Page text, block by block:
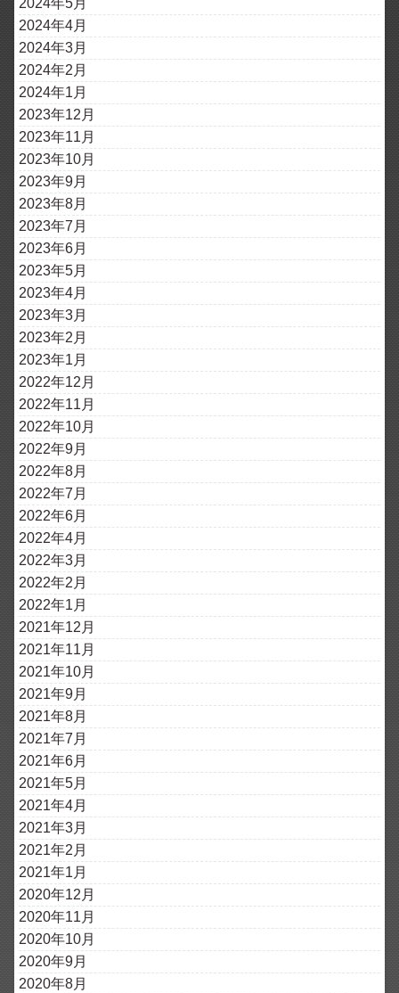
2024年5月
2024年4月
2024年3月
2024年2月
2024年1月
2023年12月
2023年11月
2023年10月
2023年9月
2023年8月
2023年7月
2023年6月
2023年5月
2023年4月
2023年3月
2023年2月
2023年1月
2022年12月
2022年11月
2022年10月
2022年9月
2022年8月
2022年7月
2022年6月
2022年4月
2022年3月
2022年2月
2022年1月
2021年12月
2021年11月
2021年10月
2021年9月
2021年8月
2021年7月
2021年6月
2021年5月
2021年4月
2021年3月
2021年2月
2021年1月
2020年12月
2020年11月
2020年10月
2020年9月
2020年8月